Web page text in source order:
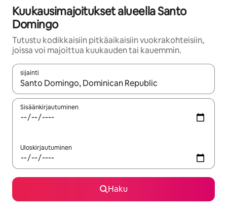
Kuukausimajoitukset alueella Santo
Domingo
Tutustu kodikkaisiin pitkäaikaisiin vuokrakohteisiin,
joissa voi majoittua kuukauden tai kauemmin.
sijainti
Kun tulokset ovat saatavilla, navigoi ylös- ja alas-
Sisäänkirjautuminen
Uloskirjautuminen
Haku